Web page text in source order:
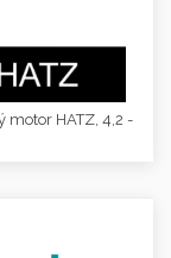
motor HATZ, 4,2 -